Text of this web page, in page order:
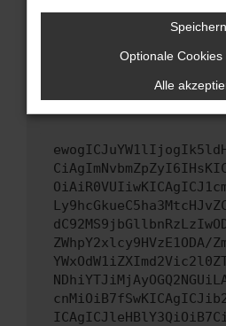
Wende dich an den
Wenn du alle oben
hast, kontaktiere uns bitte.
versuchen, das Problem
uns diesen Text schicken,
ZWhpY2xlcy9HVzE1ODA/
Speichern
Optionale Cookies
Alle